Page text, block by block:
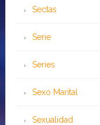
Sectas
Serie
Series
Sexo Marital
Sexualidad